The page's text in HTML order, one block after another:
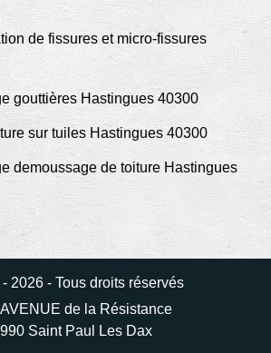
de fissures et micro-fissures
gouttières Hastingues 40300
sur tuiles Hastingues 40300
demoussage de toiture Hastingues
2026 - Tous droits réservés
de la Résistance
Saint Paul Les Dax